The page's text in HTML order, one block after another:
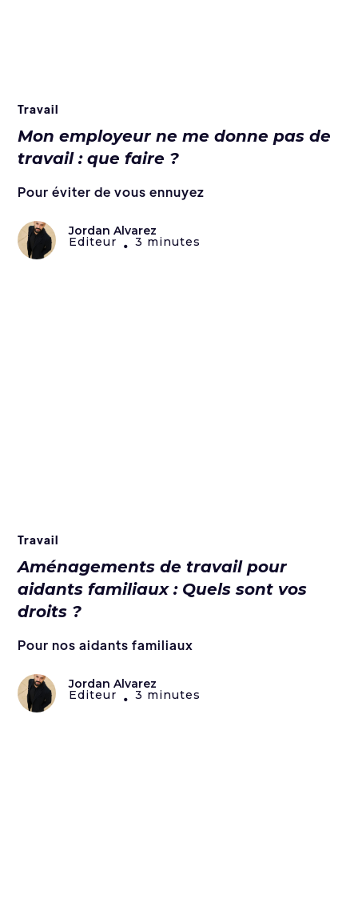
Travail
Mon employeur ne me donne pas de
travail : que faire ?
Pour éviter de vous ennuyez
Jordan Alvarez
Editeur • 3 minutes
Travail
Aménagements de travail pour
aidants familiaux : Quels sont vos
droits ?
Pour nos aidants familiaux
Jordan Alvarez
Editeur • 3 minutes